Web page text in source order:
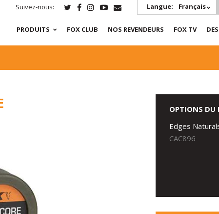
Suivez-nous: Langue: Français
PRODUITS FOX CLUB NOS REVENDEURS FOX TV
OPTIONS DU
Edges
CAC896